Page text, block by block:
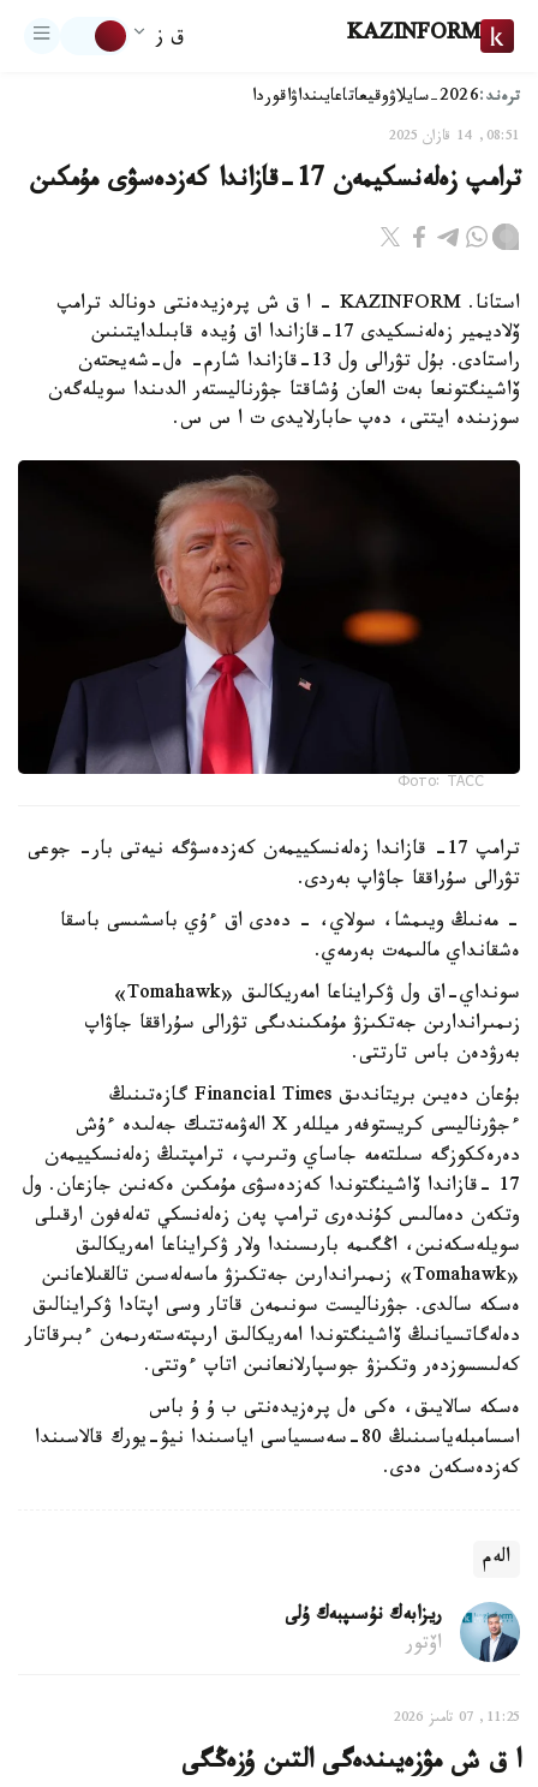
KAZINFORM ق ز
ترەند:2026-سايلاۋ وقيعاتاعايىنداۋاقوردا
08:51, 14 قازان 2025
ترامپ زەلەنسكيمەن 17-قازاندا كەزدەسۋى مۇمكىن
استانا. KAZINFORM - ا ق ش پرەزيدەنتى دونالد ترامپ
ۆلاديمير زەلەنسكيدى 17-قازاندا اق ۇيدە قابىلدايتىنىن
راستادى. بۇل تۋرالى ول 13-قازاندا شارم- ەل-شەيحتەن
ۆاشينگتونعا بەت العان ۇشاقتا جۋرناليستەر الدىندا سويلەگەن
سوزىندە ايتتى، دەپ حابارلايدى ت ا س س.
Фото: ТАСС
ترامپ 17- قازاندا زەلەنسكييمەن كەزدەسۋگە نيەتى بار- جوعى
تۋرالى سۇراققا جاۋاپ بەردى.
- مەنىڭ ويىمشا، سولاي، - دەدى اق ءۇي باسشىسى باسقا
ەشقانداي مالىمەت بەرمەي.
سونداي-اق ول ۋكرايناعا امەريكالىق «Tomahawk»
زىمىراندارىن جەتكىزۋ مۇمكىندىگى تۋرالى سۇراققا جاۋاپ
بەرۋدەن باس تارتتى.
بۇعان دەيىن بريتاندىق Financial Times گازەتىنىڭ
ءجۋرناليسى كريستوفەر ميللەر X الەۋمەتتىك جەلىدە ءۇش
دەرەككوزگە سىلتەمە جاساي وتىرىپ، ترامپتىڭ زەلەنسكييمەن
17 -قازاندا ۆاشينگتوندا كەزدەسۋى مۇمكىن ەكەنىن جازعان. ول
وتكەن دەمالىس كۇندەرى ترامپ پەن زەلەنسكي تەلەفون ارقىلى
سويلەسكەنىن، اڭگىمە بارىسىندا ولار ۋكرايناعا امەريكالىق
«Tomahawk» زىمىراندارىن جەتكىزۋ ماسەلەسىن تالقىلاعانىن
ەسكە سالدى. جۋرناليست سونىمەن قاتار وسى اپتادا ۋكراينالىق
دەلەگاتسيانىڭ ۆاشينگتوندا امەريكالىق ارىپتەستەرىمەن ءبىرقاتار
كەلىسسوزدەر وتكىزۋ جوسپارلانعانىن اتاپ ءوتتى.
ەسكە سالايىق، ەكى ەل پرەزيدەنتى ب ۇ ۇ باس
اسسامبلەياسىنىڭ 80-سەسسياسى اياسىندا نيۋ-يورك قالاسىندا
كەزدەسكەن ەدى.
الەم
ريزابەك نۇسىپبەك ۇلى
اۆتور
11:25, 07 تامىز 2026
ا ق ش مۋزەيىندەگى التىن ۇزەڭگى